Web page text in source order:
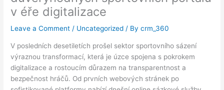
v éře digitalizace
Leave a Comment / Uncategorized / Bycrm_360
V posledních desetiletích prošel sektor sportovního sázení
výraznou transformací, která je úzce spojena s pokrokem
digitalizace a rostoucím důrazem na transparentnost a
bezpečnost hráčů. Od prvních webových stránek po